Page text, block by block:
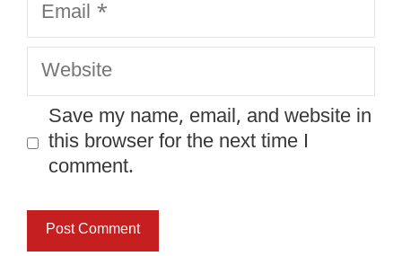
Website
Save my name, email, and website in
this browser for the next time I
comment.